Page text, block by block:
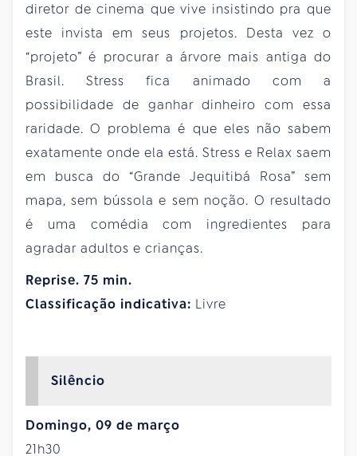
diretor de cinema que vive insistindo pra que
este invista em seus projetos. Desta vez o
“projeto” é procurar a árvore mais antiga do
Brasil. Stress fica animado com a
possibilidade de ganhar dinheiro com essa
raridade. O problema é que eles não sabem
exatamente onde ela está. Stress e Relax saem
em busca do “Grande Jequitibá Rosa” sem
mapa, sem bússola e sem noção. O resultado
é uma comédia com ingredientes para
agradar adultos e crianças.
Reprise. 75 min.
Classificação indicativa: Livre
Silêncio
Domingo, 09 de março
21h30